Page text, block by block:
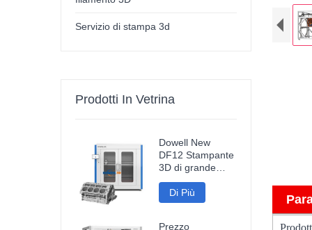
Servizio di stampa 3d
Prodotti In Vetrina
Dowell New
DF12 Stampante
3D di grande
formato
Stampante ad
alta precisione
Di Più
Prezzo